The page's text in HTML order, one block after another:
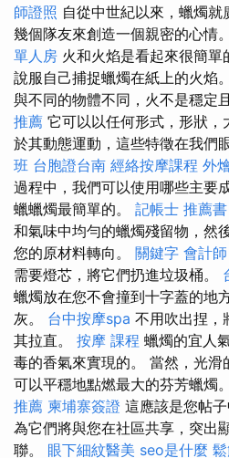
師證照 自從中世紀以來，蠟燭
幾個隊友來創造一個親密的心情。
單人房 火和火焰是看起來很簡
說服自己捕捉蠟燭在紙上的火焰。
與不同的物體不同，火不是穩定
推薦 它可以以任何形式，形狀，
於其動態運動，這些特徵在我們
班 台胞證台南 經絡按摩課程 外
過程中，我們可以使用哪些主要
蠟蠟燭最簡單的。 記帳士 推薦書
和氣味中均勻的蠟燭殘留物，然
您的原材料轉向。 關鍵字 會計師
需要燈芯，將它們扔進垃圾桶。
蠟燭放在您不會撞到十字蓋的地
灰。 台中按摩spa 不用吹出捏，
其拉直。 按摩 課程 蠟燭的宜人
毒的香氣來實現的。 當然，光滑
可以平穩地點燃最大的芬芳蠟燭。
推薦 柬埔寨簽證 這應該是您帖
為它們將與您在社區共享，突出
聯。 眼下細紋醫美 seo是什麼